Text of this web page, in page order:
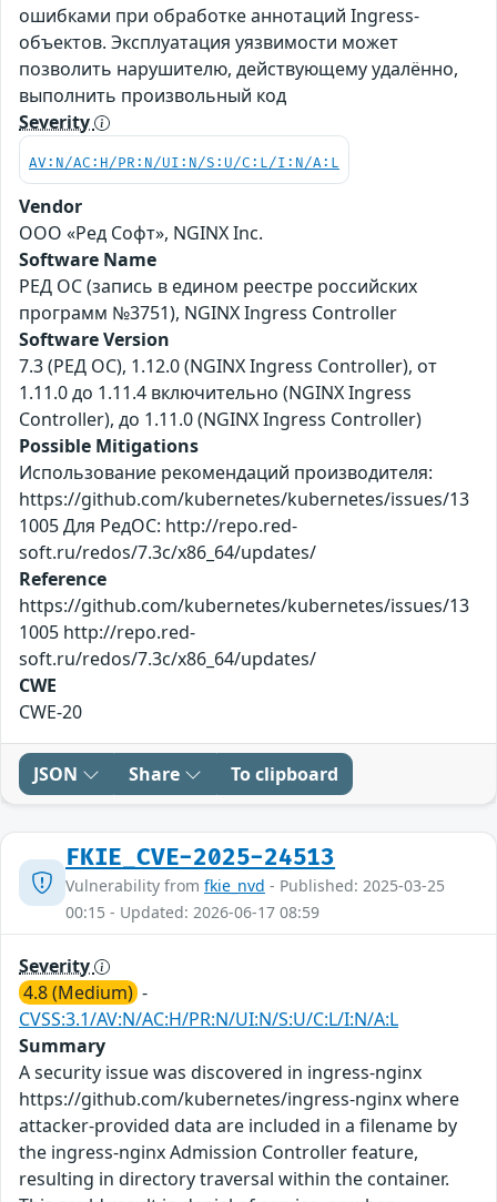
ошибками при обработке аннотаций Ingress-
объектов. Эксплуатация уязвимости может
позволить нарушителю, действующему удалённо,
выполнить произвольный код
Severity
AV:N/AC:H/PR:N/UI:N/S:U/C:L/I:N/A:L
Vendor
ООО «Ред Софт», NGINX Inc.
Software Name
РЕД ОС (запись в едином реестре российских
программ №3751), NGINX Ingress Controller
Software Version
7.3 (РЕД ОС), 1.12.0 (NGINX Ingress Controller), от
1.11.0 до 1.11.4 включительно (NGINX Ingress
Controller), до 1.11.0 (NGINX Ingress Controller)
Possible Mitigations
Использование рекомендаций производителя:
https://github.com/kubernetes/kubernetes/issues/13
1005 Для РедОС: http://repo.red-
soft.ru/redos/7.3c/x86_64/updates/
Reference
https://github.com/kubernetes/kubernetes/issues/13
1005 http://repo.red-
soft.ru/redos/7.3c/x86_64/updates/
CWE
CWE-20
JSON Share To clipboard
FKIE_CVE-2025-24513
Vulnerability from fkie_nvd - Published: 2025-03-25
00:15 - Updated: 2026-06-17 08:59
Severity
4.8 (Medium) -
CVSS:3.1/AV:N/AC:H/PR:N/UI:N/S:U/C:L/I:N/A:L
Summary
A security issue was discovered in ingress-nginx
https://github.com/kubernetes/ingress-nginx where
attacker-provided data are included in a filename by
the ingress-nginx Admission Controller feature,
resulting in directory traversal within the container.